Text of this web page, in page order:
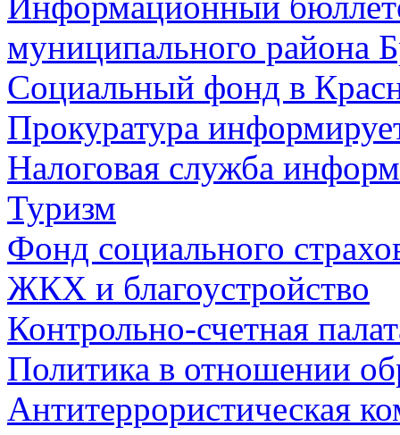
муниципального района
Социальный фонд в
Прокуратура
Налоговая служба
Туризм
Фонд социального
ЖКХ и благоустройство
Контрольно-счетная
Политика в отношении
Антитеррористическая